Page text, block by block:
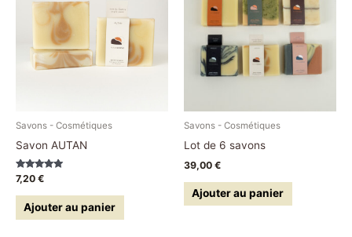
Savons - Cosmétiques
Savon AUTAN
Note
5.00
sur 5
7,20 €
Ajouter au panier
Savons - Cosmétiques
Lot de 6 savons
39,00 €
Ajouter au panier